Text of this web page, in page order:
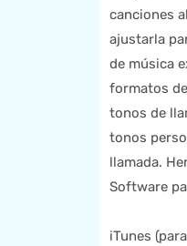
canciones
ajustarla
de música
formatos
tonos de
tonos
llamada.
Software
iTunes